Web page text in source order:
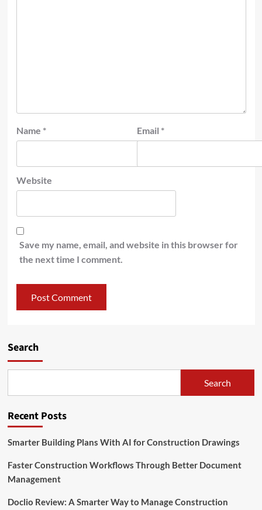
Name * Email *
Website
Save my name, email, and website in this browser for
the next time I comment.
Search
Search
Recent Posts
Smarter Building Plans With AI for Construction Drawings
Faster Construction Workflows Through Better Document
Management
Doclio Review: A Smarter Way to Manage Construction